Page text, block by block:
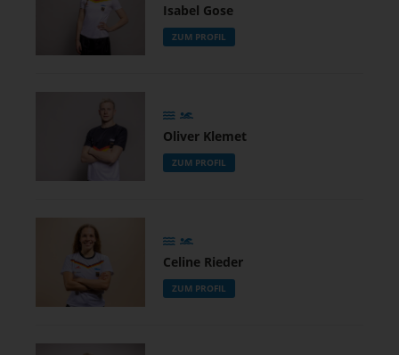
Isabel Gose
ZUM PROFIL
Oliver Klemet
ZUM PROFIL
Celine Rieder
ZUM PROFIL